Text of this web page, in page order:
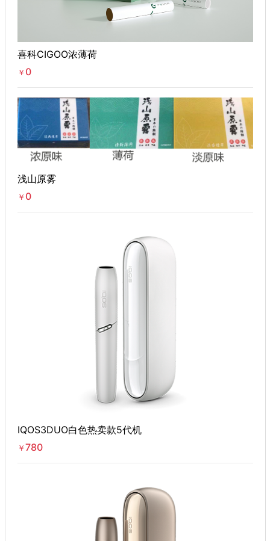
喜科CIGOO浓薄荷
￥ 0
浅山原雾
￥ 0
IQOS3DUO白色热卖款5代机
￥ 780